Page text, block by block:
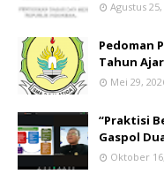
Agustus
Pedoman
Tahun
Mei 29,
“Praktisi
Gaspol
Oktober